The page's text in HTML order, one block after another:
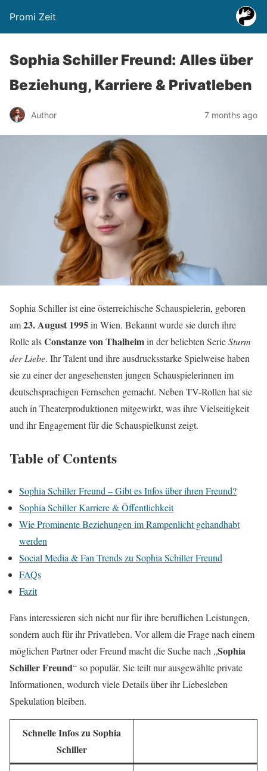
Promi Zeit
Sophia Schiller Freund: Alles über
Beziehung, Karriere & Privatleben
Author 7 months ago
Sophia Schiller ist eine österreichische Schauspielerin, geboren
am23. August 1995in Wien. Bekannt wurde sie durch ihre
Rolle alsConstanze von Thalheimin der beliebten SerieSturm
der Liebe. Ihr Talent und ihre ausdrucksstarke Spielweise haben
sie zu einer der angesehensten jungen Schauspielerinnen im
deutschsprachigen Fernsehen gemacht. Neben TV-Rollen hat sie
auch in Theaterproduktionen mitgewirkt, was ihre Vielseitigkeit
und ihr Engagement für die Schauspielkunst zeigt.
Table of Contents
Sophia Schiller Freund – Gibt es Infos über ihren Freund?
Sophia Schiller Karriere & Öffentlichkeit
Wie Prominente Beziehungen im Rampenlicht gehandhabt
werden
Social Media & Fan Trends zu Sophia Schiller Freund
FAQs
Fazit
Fans interessieren sich nicht nur für ihre beruflichen Leistungen,
sondern auch für ihr Privatleben. Vor allem die Frage nach einem
möglichen Partner oder Freund macht die Suche nach „Sophia
Schiller Freund“ so populär. Sie teilt nur ausgewählte private
Informationen, wodurch viele Details über ihr Liebesleben
Spekulation bleiben.
Schnelle Infos zu Sophia
Schiller